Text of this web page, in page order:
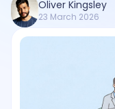
Oliver Kingsley
23 March 2026